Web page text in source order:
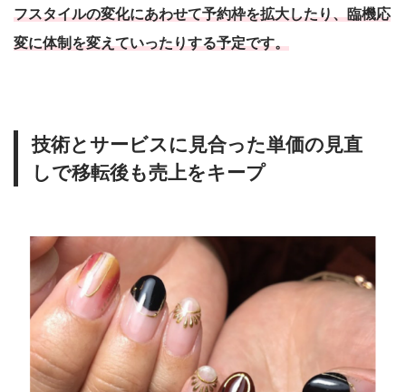
フスタイルの変化にあわせて予約枠を拡大したり、臨機応
変に体制を変えていったりする予定です。
技術とサービスに見合った単価の見直
しで移転後も売上をキープ